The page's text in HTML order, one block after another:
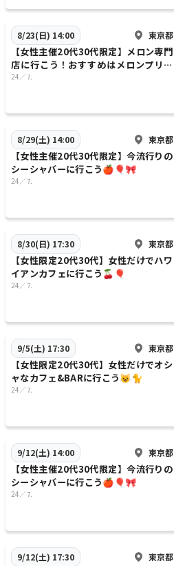
8/23(日) 14:00 東京都
【女性主催20代30代限定】メロン専門
店に行こう！おすすめはメロンプリン
😽😺
24／⒎
8/29(土) 14:00 東京都
【女性主催20代30代限定】今流行りの
シーシャバーに行こう🍎🎈🎀
24／⒎
8/30(日) 17:30 東京都
【女性限定20代30代】女性だけでハワ
イアンカフェに行こう🍒🎈
24／⒎
9/5(土) 17:30 東京都
【女性限定20代30代】女性だけでオシ
ャなカフェ&BARに行こう😺🐈
24／⒎
9/12(土) 14:00 東京都
【女性主催20代30代限定】今流行りの
シーシャバーに行こう🍎🎈🎀
24／⒎
9/12(土) 17:30 東京都